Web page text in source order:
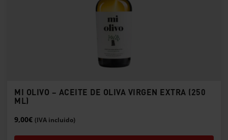
MI OLIVO – ACEITE DE OLIVA VIRGEN EXTRA (250
ML)
9,00€ (IVA incluido)